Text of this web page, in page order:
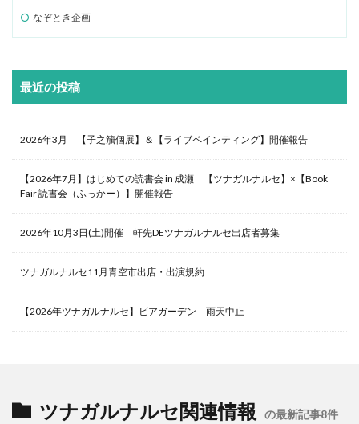
なぞとき企画
最近の投稿
2026年3月 【子之籏個展】＆【ライブペインティング】開催報告
【2026年7月】はじめての読書会 in 成瀬 【ツナガルナルセ】×【Book
Fair 読書会（ふっかー）】開催報告
2026年10月3日(土)開催 軒先DEツナガルナルセ出店者募集
ツナガルナルセ11月青空市出店・出演規約
【2026年ツナガルナルセ】ビアガーデン 雨天中止
ツナガルナルセ関連情報 の最新記事8件